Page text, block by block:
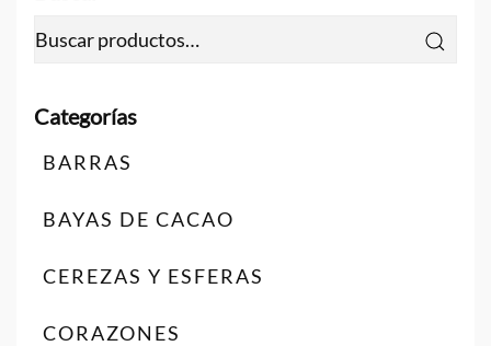
Buscar
BARRAS
BAYAS DE CACAO
CEREZAS Y ESFERAS
CORAZONES